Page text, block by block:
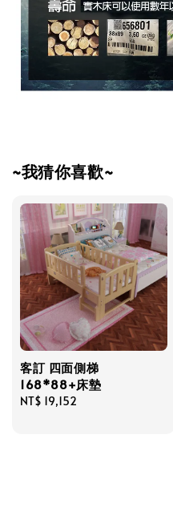
~我猜你喜歡~
客訂 四面側梯
168*88+床墊
Regular
NT$ 19,152